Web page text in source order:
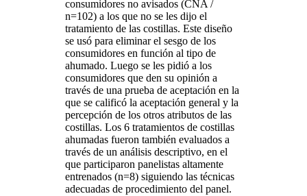
consumidores no avisados (CNA /
n=102) a los que no se les dijo el
tratamiento de las costillas. Este diseño
se usó para eliminar el sesgo de los
consumidores en función al tipo de
ahumado. Luego se les pidió a los
consumidores que den su opinión a
través de una prueba de aceptación en la
que se calificó la aceptación general y la
percepción de los otros atributos de las
costillas. Los 6 tratamientos de costillas
ahumadas fueron también evaluados a
través de un análisis descriptivo, en el
que participaron panelistas altamente
entrenados (n=8) siguiendo las técnicas
adecuadas de procedimiento del panel.